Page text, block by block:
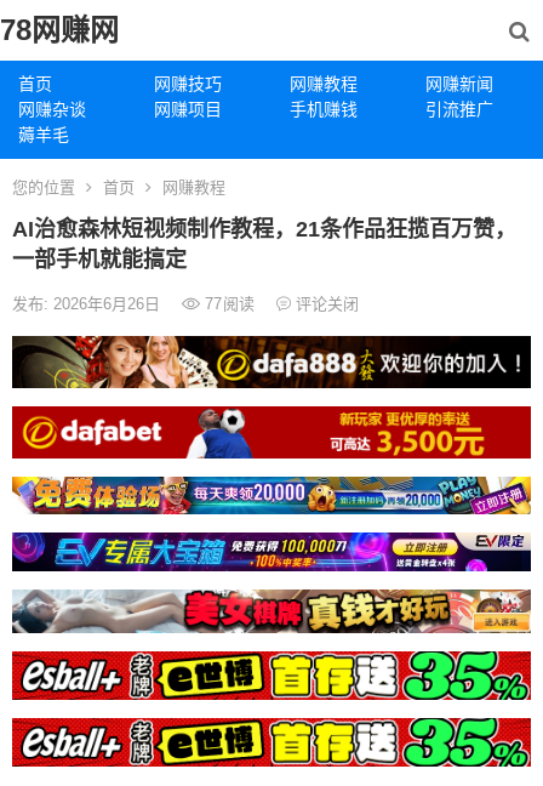
78网赚网
首页 网赚技巧 网赚教程
网赚新闻
网赚杂谈
网赚项目 手机赚钱
引流推广
薅羊毛
您的位置 首页 网赚教程
AI治愈森林短视频制作教程，21条作品狂揽百万赞，
一部手机就能搞定
发布: 2026年6月26日 77阅读 评论关闭